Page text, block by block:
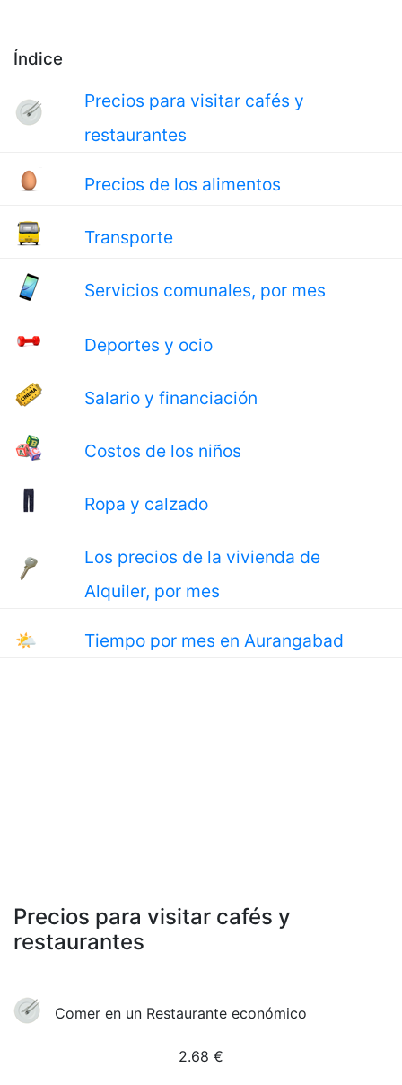
Índice
Precios para visitar cafés y
restaurantes
Precios de los alimentos
Transporte
Servicios comunales, por mes
Deportes y ocio
Salario y financiación
Costos de los niños
Ropa y calzado
Los precios de la vivienda de
Alquiler, por mes
🌤 Tiempo por mes en Aurangabad
Precios para visitar cafés y
restaurantes
Comer en un Restaurante económico
2.68 €